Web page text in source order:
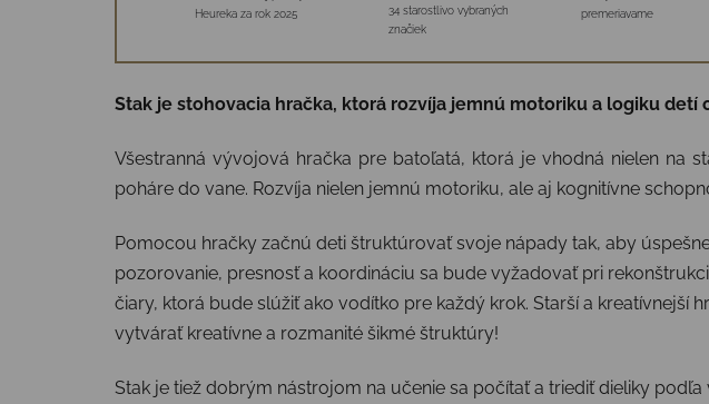
Heureka za rok 2025
34 starostlivo vybraných
značiek
premeriavame
Stak je stohovacia hračka, ktorá rozvíja jemnú motoriku a logiku detí
Všestranná vývojová hračka pre batoľatá, ktorá je vhodná nielen na
poháre do vane. Rozvíja nielen jemnú motoriku, ale aj kognitívne
Pomocou hračky začnú deti štruktúrovať svoje nápady tak, aby
pozorovanie, presnosť a koordináciu sa bude vyžadovať pri
čiary, ktorá bude slúžiť ako vodítko pre každý krok. Starší a kreatívnejší
vytvárať kreatívne a rozmanité šikmé štruktúry!
Stak je tiež dobrým nástrojom na učenie sa počítať a triediť dieliky